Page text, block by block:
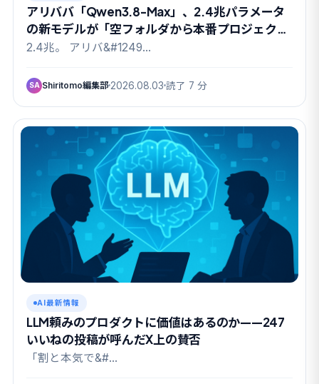
アリババ「Qwen3.8-Max」、2.4兆パラメータ
の新モデルが「空フォルダから本番プロジェク
ト」を自力構築
2.4兆。 アリバ&#1249…
SA Shiritomo編集部 2026.08.03 読了 7 分
AI最新情報
LLM頼みのプロダクトに価値はあるのか——247
いいねの投稿が呼んだX上の賛否
「割と本気で&#…